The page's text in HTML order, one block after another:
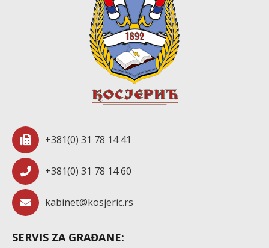
+381(0) 31 78 14 41
+381(0) 31 78 14 60
kabinet@kosjeric.rs
SERVIS ZA GRAĐANE: